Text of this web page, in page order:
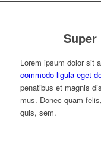
Lorem ipsum dolor sit
commodo ligula eget
penatibus et magnis
mus. Donec quam
quis, sem.